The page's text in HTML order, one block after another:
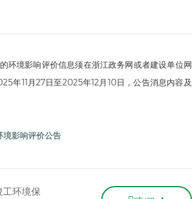
环境影响评价信息须在浙江政务网或者建设单位网
年11月27日至2025年12月10日，公告消息内容及
境影响评价公告
环境保